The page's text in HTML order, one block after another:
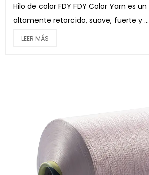
Hilo de color FDY FDY Color Yarn es un hilo de filamento
altamente retorcido, suave, fuerte y ...
LEER MÁS